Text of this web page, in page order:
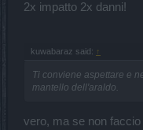
2x impatto 2x danni!
kuwabaraz said: ↑
Ti conviene aspettare e
mantello dell'araldo.
vero, ma se non